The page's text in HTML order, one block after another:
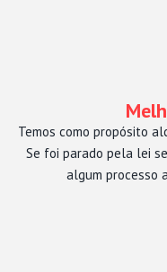
Temos como propósito
Se foi parado pela lei
algum processo